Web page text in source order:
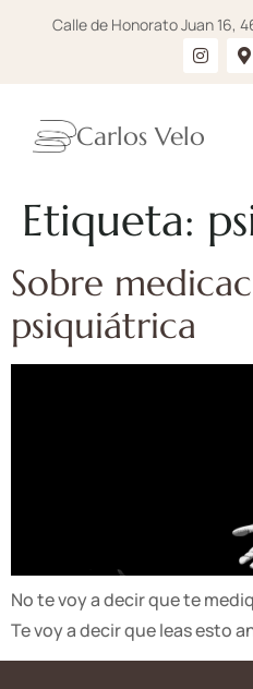
Calle de Honorato Juan 16,
Carlos Velo
Etiqueta:
Sobre
psiquiátrica
No te voy a decir que te
Te voy a decir que leas esto